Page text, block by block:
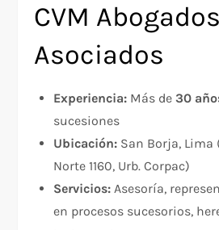
CVM
Asociados
Experiencia: Más de30
sucesiones
Ubicación: San Borja, Lima
Norte 1160, Urb. Corpac)
Servicios: Asesoría,
en procesos sucesorios,